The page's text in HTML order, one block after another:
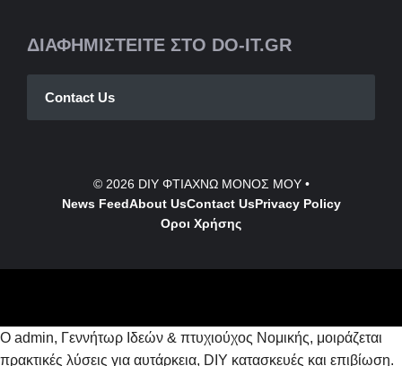
ΔΙΑΦΗΜΙΣΤΕΙΤΕ ΣΤΟ DO-IT.GR
Contact Us
© 2026 DIY ΦΤΙΑΧΝΩ ΜΟΝΟΣ ΜΟΥ•
News FeedAbout UsContactUsPrivacy Policy
Οροι Χρήσης
Ο admin, Γεννήτωρ Ιδεών & πτυχιούχος Νομικής, μοιράζεται
πρακτικές λύσεις για αυτάρκεια, DIY κατασκευές και επιβίωση.